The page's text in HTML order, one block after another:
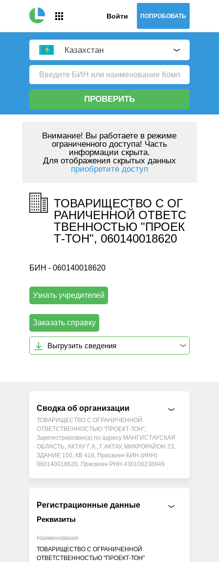
Войти ПОПРОБОВАТЬ
Казахстан
ПРОВЕРИТЬ
Внимание! Вы работаете в режиме
ограниченного доступа! Часть
информации скрыта.
Для отображения скрытых данных
приобретите доступ
ТОВАРИЩЕСТВО С ОГ
РАНИЧЕННОЙ ОТВЕТС
ТВЕННОСТЬЮ "ПРОЕК
Т-ТОН", 060140018620
БИН - 060140018620
Узнать учредителей
Заказать справку
Выгрузить сведения
Сводка об организации
ТОВАРИЩЕСТВО С ОГРАНИЧЕННОЙ
ОТВЕТСТВЕННОСТЬЮ "ПРОЕКТ-ТОН",
Зарегистрирован(а) по адресу МАНГИСТАУСКАЯ
ОБЛАСТЬ, АКТАУ Г.А., Г.АКТАУ, МИКРОРАЙОН 23,
ЗДАНИЕ 100, КВ 418, Присвоен БИН (ИНН)
060140018620, Присвоен РНН 430100238949
Регистрационные данные
Реквизиты
Наименование
ТОВАРИЩЕСТВО С ОГРАНИЧЕННОЙ
ОТВЕТСТВЕННОСТЬЮ "ПРОЕКТ-ТОН"